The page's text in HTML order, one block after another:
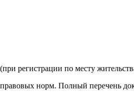
регистрации по месту
норм. Полный перечень